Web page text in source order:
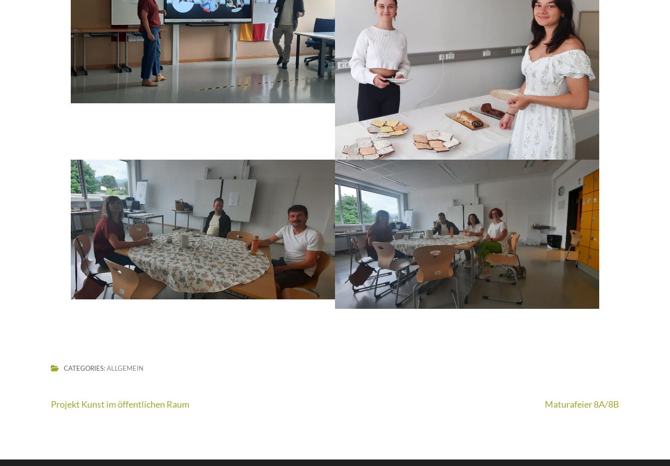
CATEGORIES:ALLGEMEIN
Beitragsnavigation
Projekt Kunst im öffentlichen Raum Maturafeier 8A/8B